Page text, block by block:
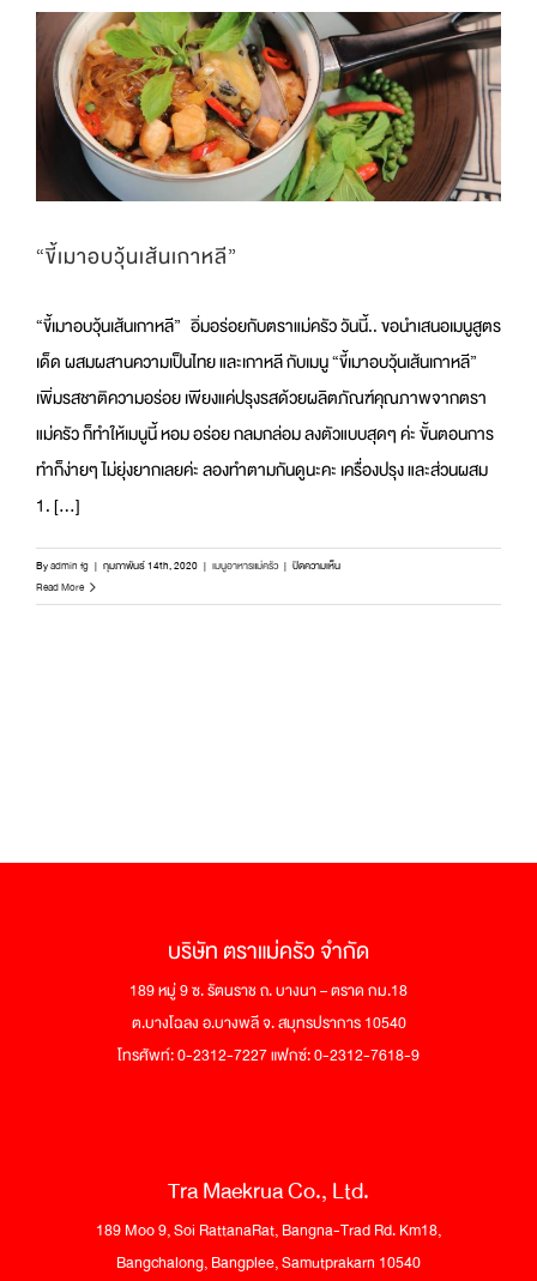
หอม
ถึง
เครื่อง
“ขี้เมาอบวุ้นเส้นเกาหลี”
“ขี้เมาอบวุ้นเส้นเกาหลี” อิ่มอร่อยกับตราแม่ครัว วันนี้.. ขอนำเสนอเมนูสูตร
เด็ด ผสมผสานความเป็นไทย และเกาหลี กับเมนู “ขี้เมาอบวุ้นเส้นเกาหลี”
เพิ่มรสชาติความอร่อย เพียงแค่ปรุงรสด้วยผลิตภัณฑ์คุณภาพจากตรา
แม่ครัว ก็ทำให้เมนูนี้ หอม อร่อย กลมกล่อม ลงตัวแบบสุดๆ ค่ะ ขั้นตอนการ
ทำก็ง่ายๆ ไม่ยุ่งยากเลยค่ะ ลองทำตามกันดูนะคะ เครื่องปรุง และส่วนผสม
1. [...]
Byadmin fg | กุมภาพันธ์ 14th, 2020 | เมนูอาหารแม่ครัว | ปิดความเห็นบน
เมา
Read More
บริษัท ตราแม่ครัว จำกัด
189 หมู่ 9 ซ. รัตนราช ถ. บางนา – ตราด กม.18
ต.บางโฉลง อ.บางพลี จ. สมุทรปราการ 10540
โทรศัพท์: 0-2312-7227 แฟกซ์: 0-2312-7618-9
Tra Maekrua Co., Ltd.
189 Moo 9, Soi RattanaRat, Bangna-Trad Rd. Km18,
Bangchalong, Bangplee, Samutprakarn 10540